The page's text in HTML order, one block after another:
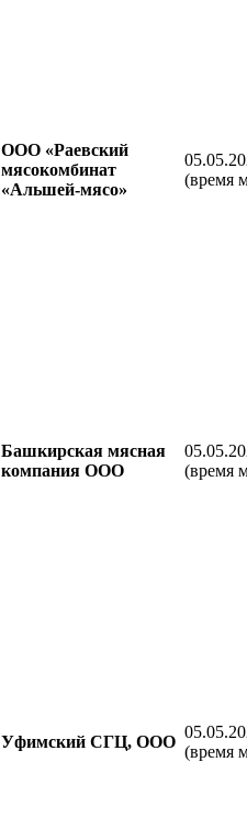
ООО «Раевский
мясокомбинат
«Альшей-мясо»
(время
Башкирская мясная
компания ООО
(время
Уфимский СГЦ, ООО
(время